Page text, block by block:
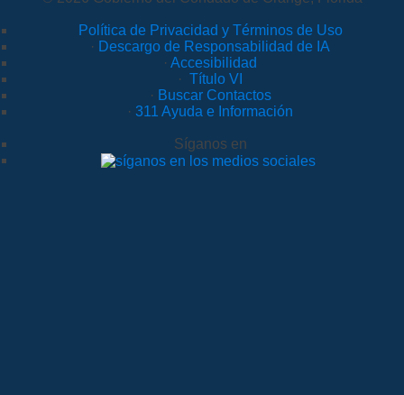
Política de Privacidad y Términos de Uso
· Descargo de Responsabilidad de IA
· Accesibilidad
· Título VI
· Buscar Contactos
· 311 Ayuda e Información
Síganos en